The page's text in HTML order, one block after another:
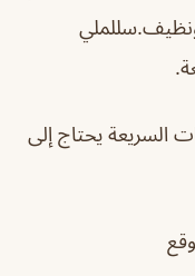
السريعة يحتاج إلى